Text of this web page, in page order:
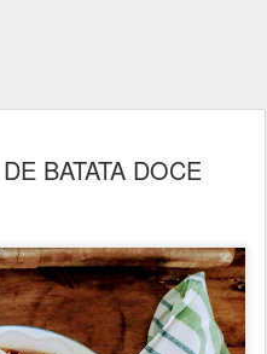
BATATA DOCE